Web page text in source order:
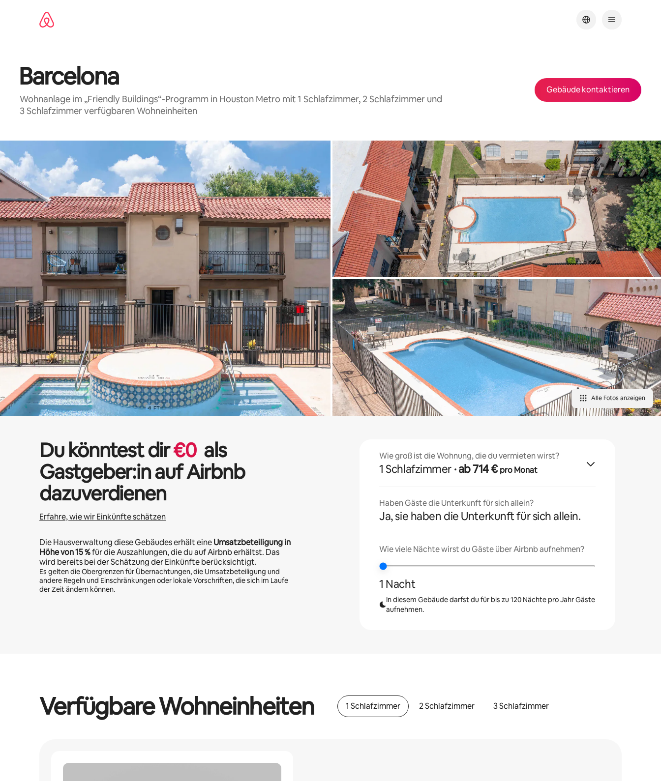
Barcelona
Wohnanlage im „Friendly Buildings“-Programm in Houston Metro mit 1 Schlafzimmer, 2 Schlafzimmer und
3 Schlafzimmer verfügbaren Wohneinheiten
Gebäude kontaktieren
Alle Fotos anzeigen
Du könntest dir€0 als
Gastgeber:in auf Airbnb
dazuverdienen
Erfahre, wie wir Einkünfte schätzen
Die Hausverwaltung diese Gebäudes erhält eineUmsatzbeteiligung in
Höhe von15 %für die Auszahlungen, die du auf Airbnb erhältst. Das
wird bereits bei der Schätzung der Einkünfte berücksichtigt.
Es gelten die Obergrenzen für Übernachtungen, die Umsatzbeteiligung und
andere Regeln und Einschränkungen oder lokale Vorschriften, die sich im Laufe
der Zeit ändern können.
Wie groß ist die Wohnung, die du vermieten wirst?
1 Schlafzimmer · ab 714 €pro Monat
Haben Gäste die Unterkunft für sich allein?
Ja, sie haben die Unterkunft für sich allein.
Wie viele Nächte wirst du Gäste über Airbnb aufnehmen?
1 Nacht
In diesem Gebäude darfst du für bis zu 120 Nächte pro Jahr Gäste
aufnehmen.
Verfügbare Wohneinheiten 1 Schlafzimmer 2 Schlafzimmer 3 Schlafzimmer